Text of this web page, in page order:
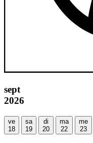
sept
2026
ve
18
sa
19
di
20
ma
22
me
23